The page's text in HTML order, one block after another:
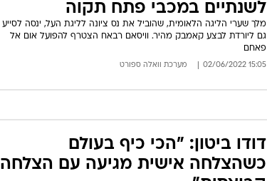
לשנתיים במכבי פתח תקוה
מלך שערי הליגה הלאומית, שהוביל את נס ציונה לליגת העל, ינסה לסייע
גם ליורדת לבצע קאמבק מהיר. וויסאם רבאח הצטרף להפועל אום אל
פאחם
15:05 02/06/2022 מערכת וואלה ספורט
דודו ביטון: "הכי כיף בעולם
כשהצלחה אישית מגיעה עם הצלחה